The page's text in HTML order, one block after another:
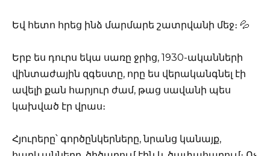
Եվ հետո հրեց ինձ մարմարե շատրվանի մեջ։ 💦
Երբ ես դուրս եկա սառը ջրից, 1930-ականների
վինտաժային զգեստը, որը ես վերականգնել էի
ավելի քան հարյուր ժամ, թաց սավանի պես
կախված էր վրաս։
Հյուրերը՝ գործընկերները, նրանց կանայք,